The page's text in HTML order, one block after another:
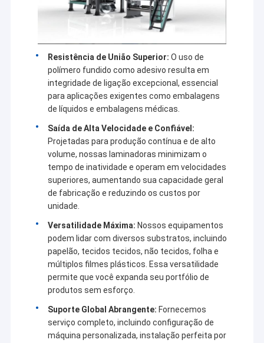
Máquina de revestimento da extrusão
máquina de revestimento de papel
O dobro tomou partido máquina de estratificação
Peças da máquina da laminação
Máquina fundida derretimento da tela
Resistência de União Superior: O uso de
polímero fundido como adesivo resulta em
integridade de ligação excepcional, essencial
para aplicações exigentes como embalagens
de líquidos e embalagens médicas.
Saída de Alta Velocidade e Confiável:
Projetadas para produção contínua e de alto
volume, nossas laminadoras minimizam o
tempo de inatividade e operam em velocidades
superiores, aumentando sua capacidade geral
de fabricação e reduzindo os custos por
unidade.
Versatilidade Máxima: Nossos equipamentos
podem lidar com diversos substratos, incluindo
papelão, tecidos tecidos, não tecidos, folha e
múltiplos filmes plásticos. Essa versatilidade
permite que você expanda seu portfólio de
produtos sem esforço.
Suporte Global Abrangente: Fornecemos
serviço completo, incluindo configuração de
máquina personalizada, instalação perfeita por
melhor através de soluções mais inteligentes, eficientes
e confiáveis.